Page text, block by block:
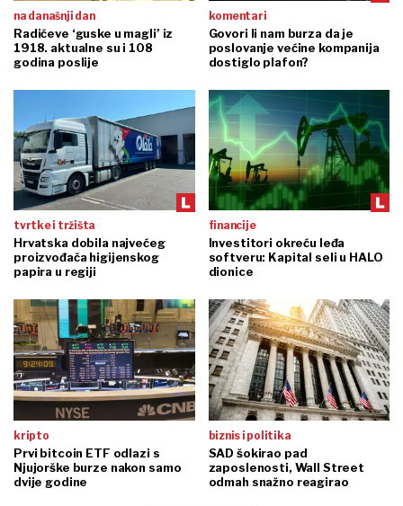
na današnji dan
Radićeve ‘guske u magli’ iz
1918. aktualne su i 108
godina poslije
komentari
Govori li nam burza da je
poslovanje većine kompanija
dostiglo plafon?
tvrtke i tržišta
Hrvatska dobila najvećeg
proizvođača higijenskog
papira u regiji
financije
Investitori okreću leđa
softveru: Kapital seli u HALO
dionice
kripto
Prvi bitcoin ETF odlazi s
Njujorške burze nakon samo
dvije godine
biznis i politika
SAD šokirao pad
zaposlenosti, Wall Street
odmah snažno reagirao